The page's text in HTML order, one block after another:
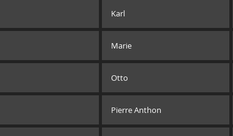
Karl
Marie
Otto
Pierre Anthon